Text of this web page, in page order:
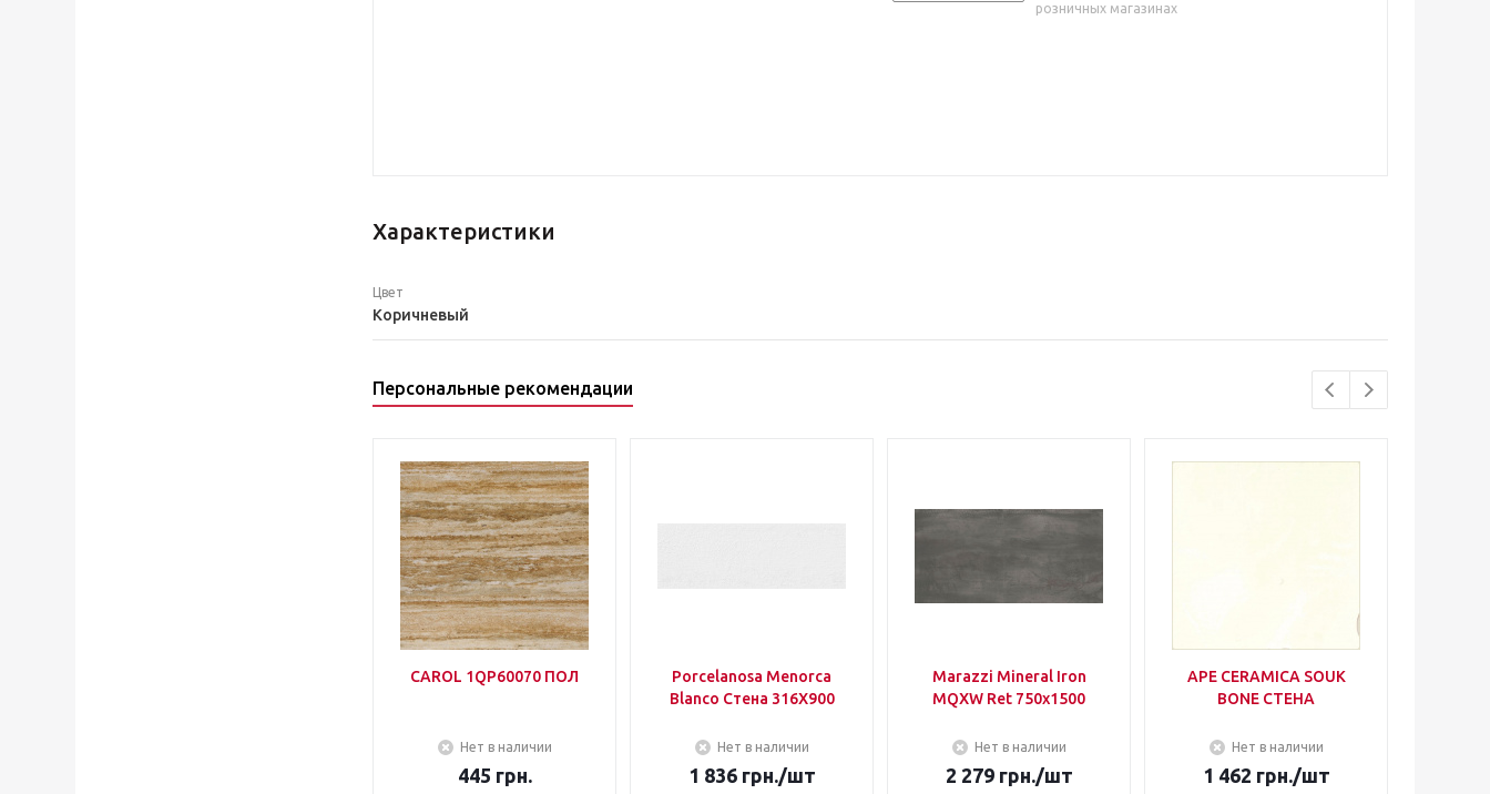
розничных магазинах
Характеристики
Цвет
Коричневый
Персональные рекомендации
CAROL 1QP60070 ПОЛ
Нет в наличии
445 грн.
Porcelanosa Menorca
Blanco Стена 316Х900
Нет в наличии
1 836грн./шт
Marazzi Mineral Iron
MQXW Ret 750х1500
Нет в наличии
2 279грн./шт
APE CERAMICA SOUK
BONE СТЕНА
Нет в наличии
1 462 грн./шт